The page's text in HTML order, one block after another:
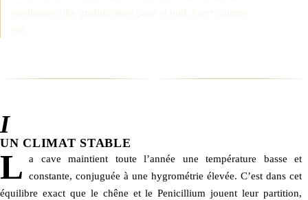
I
UN CLIMAT STABLE
L
a cave maintient toute l’année une température basse et
constante, conjuguée à une hygrométrie élevée. C’est dans cet
équilibre exact que le chêne et le Penicillium jouent leur partition,